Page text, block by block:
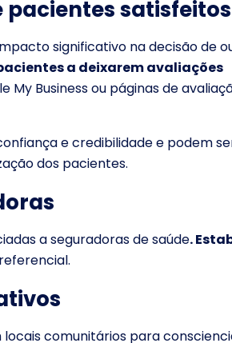
pacientes satisfeitos
significativo na decisão de
a deixarem avaliações
My Business ou páginas de
e credibilidade e podem
dos pacientes.
a seguradoras de saúde.
comunitários para